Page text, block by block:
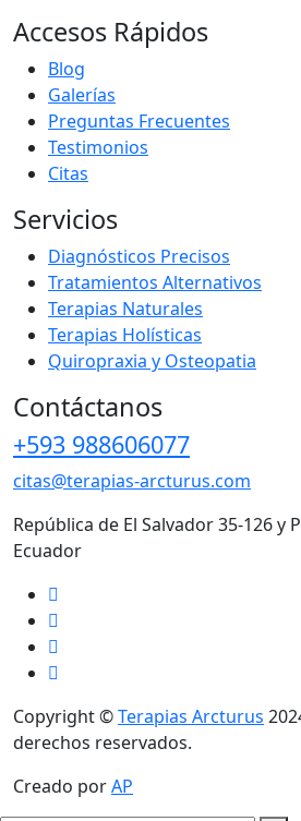
Accesos Rápidos
Blog
Galerías
Preguntas Frecuentes
Testimonios
Citas
Servicios
Diagnósticos Precisos
Tratamientos Alternativos
Terapias Naturales
Terapias Holísticas
Quiropraxia y Osteopatia
Contáctanos
+593 988606077
citas@terapias-arcturus.com
República de El Salvador 35-126 y
Ecuador
Copyright ©Terapias Arcturus
derechos reservados.
Creado porAP